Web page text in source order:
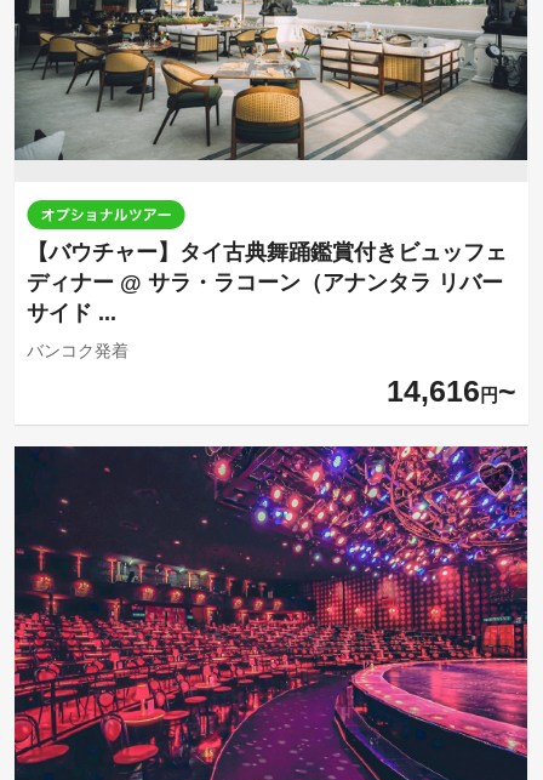
【バウチャー】タイ古典舞踊鑑賞付きビュッフェ
ディナー @ サラ・ラコーン（アナンタラ リバー
サイド ...
バンコク発着
14,616 円